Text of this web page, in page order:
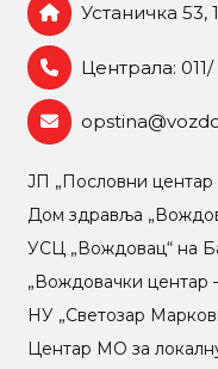
Устаничка 53,
Централа:
ЈП „Пословни
Дом здравља
УСЦ „Вождовац“ на
„Вождовачки центар
НУ „Светозар
Центар МO за